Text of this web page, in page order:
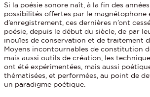
Si la poésie sonore naît, à la fin des années
possibilités offertes par le magnétophone
d’enregistrement, ces dernières n’ont
poésie, depuis le début du siècle, de par
inouïes de conservation et de traitement
Moyens incontournables de constitution
mais aussi outils de création, les
ont été expérimentées, mais aussi
thématisées, et performées, au point de
un paradigme poétique.